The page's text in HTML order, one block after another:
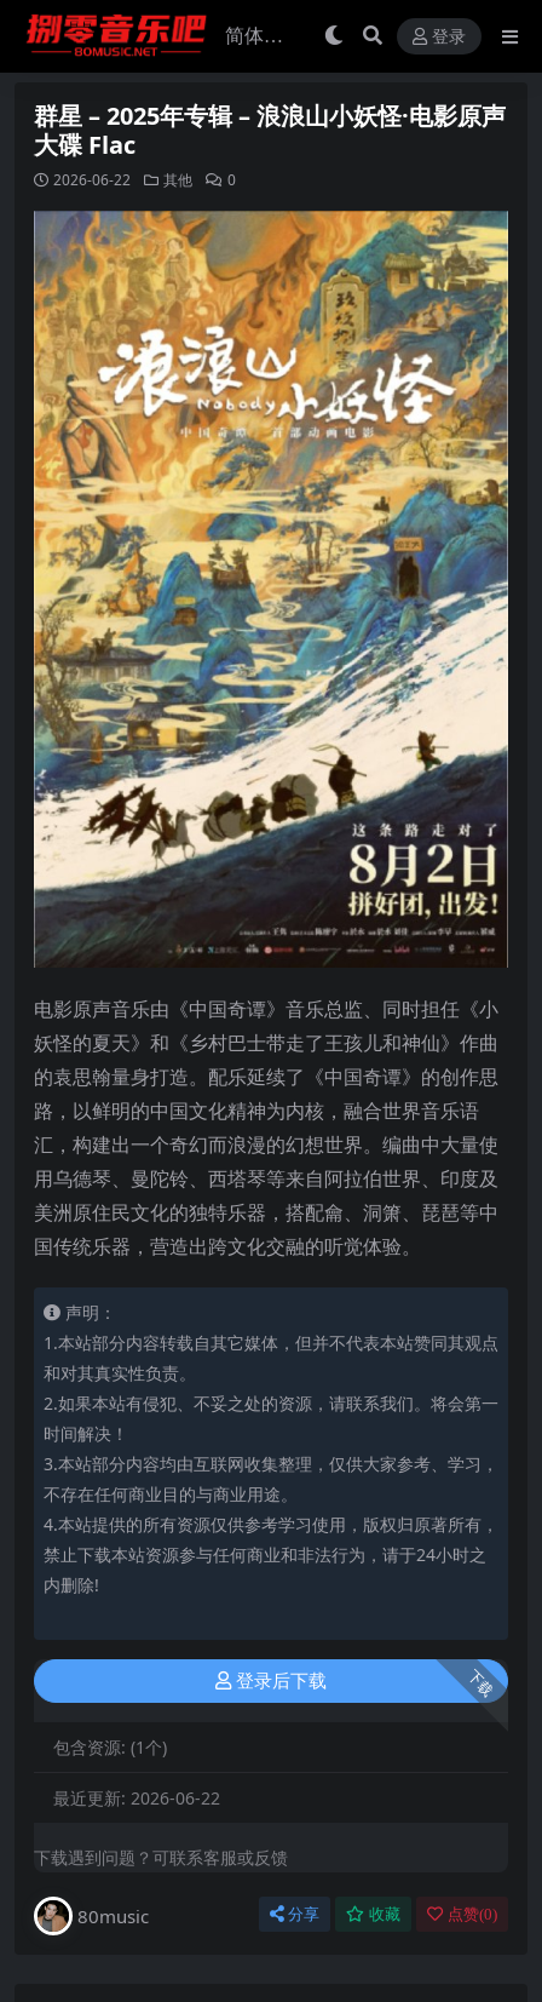
登录
群星 – 2025年专辑 – 浪浪山小妖怪·电影原声
大碟 Flac
2026-06-22 其他 0
电影原声音乐由《中国奇谭》音乐总监、同时担任《小
妖怪的夏天》和《乡村巴士带走了王孩儿和神仙》作曲
的袁思翰量身打造。配乐延续了《中国奇谭》的创作思
路，以鲜明的中国文化精神为内核，融合世界音乐语
汇，构建出一个奇幻而浪漫的幻想世界。编曲中大量使
用乌德琴、曼陀铃、西塔琴等来自阿拉伯世界、印度及
美洲原住民文化的独特乐器，搭配龠、洞箫、琵琶等中
国传统乐器，营造出跨文化交融的听觉体验。
声明：
1.本站部分内容转载自其它媒体，但并不代表本站赞同其观点
和对其真实性负责。
2.如果本站有侵犯、不妥之处的资源，请联系我们。将会第一
时间解决！
3.本站部分内容均由互联网收集整理，仅供大家参考、学习，
不存在任何商业目的与商业用途。
4.本站提供的所有资源仅供参考学习使用，版权归原著所有，
禁止下载本站资源参与任何商业和非法行为，请于24小时之
内删除!
下载
登录后下载
包含资源: (1个)
最近更新: 2026-06-22
下载遇到问题？可联系客服或反馈
80music 分享 收藏 点赞(0)